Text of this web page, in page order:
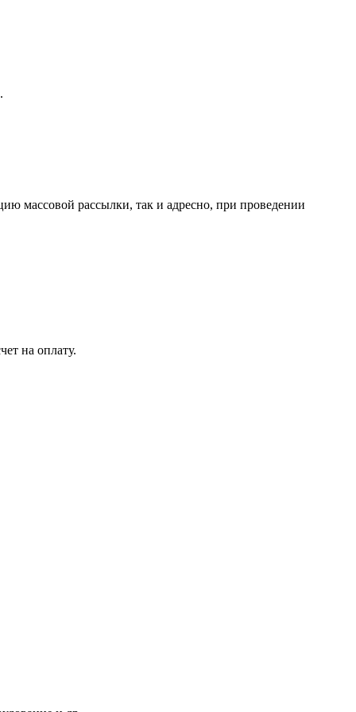
массовой рассылки, так и адресно, при проведении
на оплату.